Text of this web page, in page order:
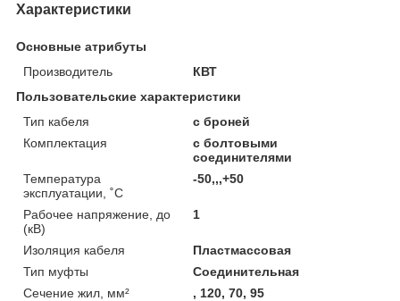
Характеристики
Основные атрибуты
Производитель
КВТ
Пользовательские характеристики
Тип кабеля
с броней
Комплектация
с болтовыми
соединителями
Температура
эксплуатации, ˚С
-50,,,+50
Рабочее напряжение, до
(кВ)
1
Изоляция кабеля
Пластмассовая
Тип муфты
Соединительная
Сечение жил, мм²
, 120, 70, 95